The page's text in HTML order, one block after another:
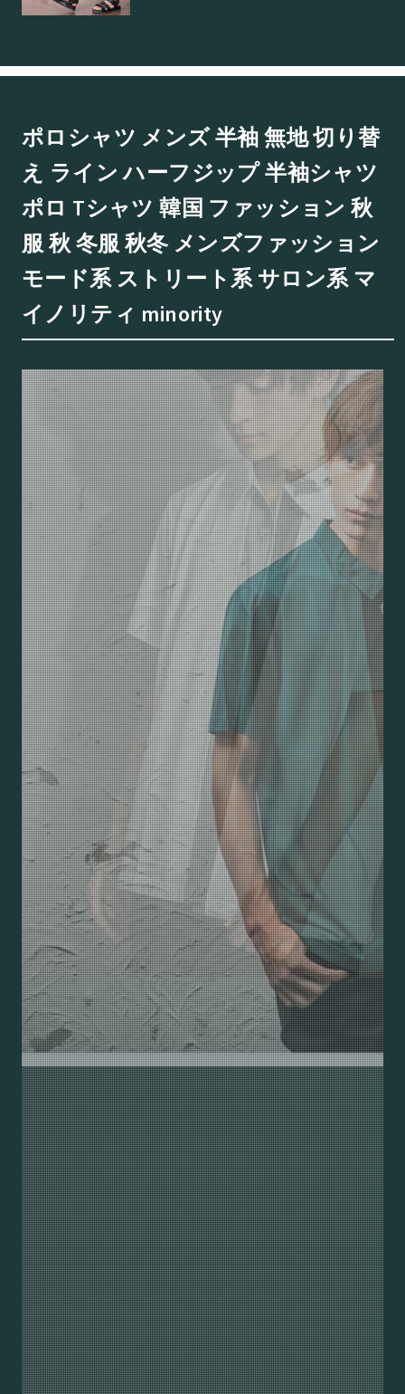
ポロシャツ メンズ 半袖 無地 切り替
え ライン ハーフジップ 半袖シャツ
ポロ Tシャツ 韓国 ファッション 秋
服 秋 冬服 秋冬 メンズファッション
モード系 ストリート系 サロン系 マ
イノリティ minority